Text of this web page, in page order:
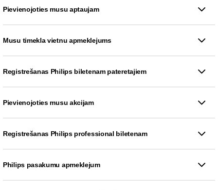
Pievienojoties musu aptaujam
Musu timekla vietnu apmeklejums
Registrešanas Philips biletenam pateretajiem
Pievienojoties musu akcijam
Registrešanas Philips professional biletenam
Philips pasakumu apmeklejum